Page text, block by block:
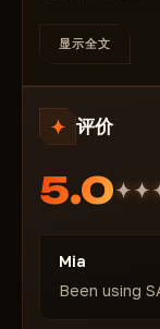
🌌 天空 & 光
• 星空 — 夜
• 星星 — 世
• 食物/蔬
☁️ 配置
• 加载/导
最小系统负载，
迹，鼠标移动自然
静默线条— 可视
标准自瞄（
（高风险）
静默自瞄按键
FOV— 带绘制
准星— 中心静态
显示全文
评价
5.0
Mia
Been using